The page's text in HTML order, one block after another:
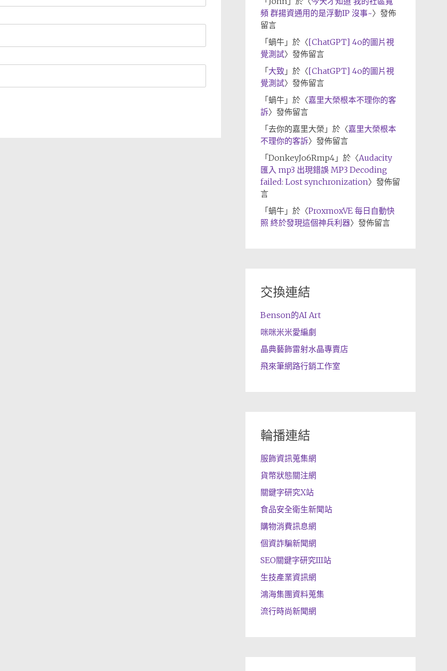
頻 群揚資通用的是浮動IP 沒事~〉發佈
留言
「 蝸牛」於〈[ChatGPT] 4o的圖片視
覺測試〉發佈留言
「 大致 」於〈[ChatGPT] 4o的圖片視
覺測試〉發佈留言
「 蝸牛」於〈嘉里大榮根本不理你的客
訴〉發佈留言
「 去你的嘉里大榮 」於〈嘉里大榮根本
不理你的客訴〉發佈留言
「 DonkeyJo6Rmp4」於〈Audacity
匯入 mp3 出現錯誤 MP3 Decoding
failed: Lost synchronization〉發佈留
言
「 蝸牛」於〈ProxmoxVE 每日自動快
照 終於發現這個神兵利器〉發佈留言
交換連結
Benson的AI Art
咪咪米米愛編劇
晶典藝飾雷射水晶專賣店
飛來筆網路行銷工作室
輪播連結
服飾資訊蒐集網
貨幣狀態關注網
關鍵字研究X站
食品安全衛生新聞站
購物消費訊息網
個資詐騙新聞網
SEO關鍵字研究III站
生技產業資訊網
鴻海集團資料蒐集
流行時尚新聞網